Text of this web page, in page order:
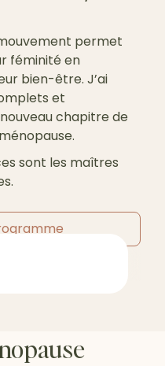
permet
féminité en
bien-être. J’ai
et
chapitre de
sont les maîtres